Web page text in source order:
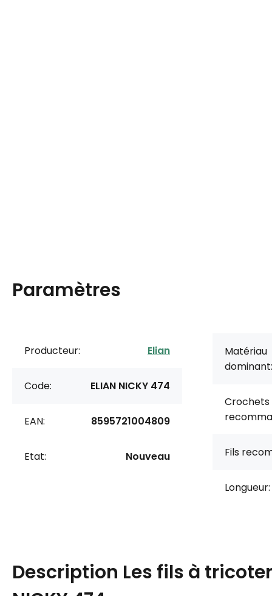
Paramètres
Producteur: Elian
Code: ELIAN NICKY 474
EAN: 8595721004809
Etat: Nouveau
Matériau
dominant:
Crochets
Fils
Longueur:
Description Les fils à tricoter